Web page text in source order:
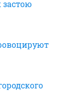
застою